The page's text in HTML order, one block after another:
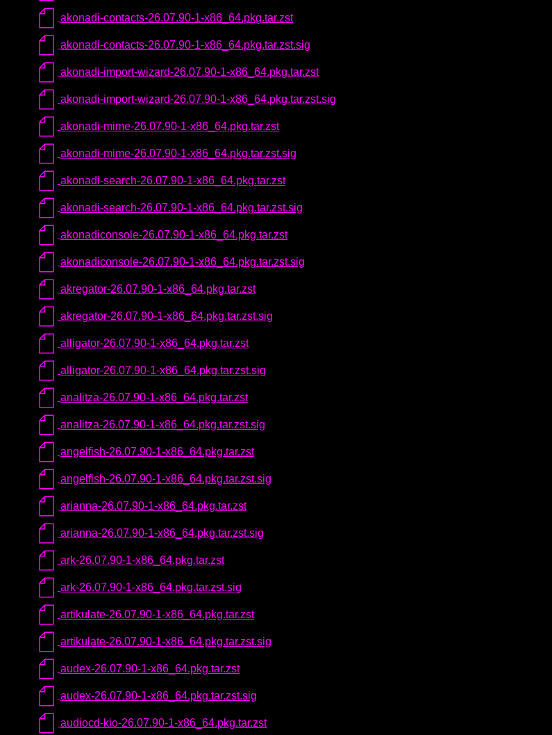
akonadi-contacts-26.07.90-1-x86_64.pkg.tar.zst
akonadi-contacts-26.07.90-1-x86_64.pkg.tar.zst.sig
akonadi-import-wizard-26.07.90-1-x86_64.pkg.tar.zst
akonadi-import-wizard-26.07.90-1-x86_64.pkg.tar.zst.sig
akonadi-mime-26.07.90-1-x86_64.pkg.tar.zst
akonadi-mime-26.07.90-1-x86_64.pkg.tar.zst.sig
akonadi-search-26.07.90-1-x86_64.pkg.tar.zst
akonadi-search-26.07.90-1-x86_64.pkg.tar.zst.sig
akonadiconsole-26.07.90-1-x86_64.pkg.tar.zst
akonadiconsole-26.07.90-1-x86_64.pkg.tar.zst.sig
akregator-26.07.90-1-x86_64.pkg.tar.zst
akregator-26.07.90-1-x86_64.pkg.tar.zst.sig
alligator-26.07.90-1-x86_64.pkg.tar.zst
alligator-26.07.90-1-x86_64.pkg.tar.zst.sig
analitza-26.07.90-1-x86_64.pkg.tar.zst
analitza-26.07.90-1-x86_64.pkg.tar.zst.sig
angelfish-26.07.90-1-x86_64.pkg.tar.zst
angelfish-26.07.90-1-x86_64.pkg.tar.zst.sig
arianna-26.07.90-1-x86_64.pkg.tar.zst
arianna-26.07.90-1-x86_64.pkg.tar.zst.sig
ark-26.07.90-1-x86_64.pkg.tar.zst
ark-26.07.90-1-x86_64.pkg.tar.zst.sig
artikulate-26.07.90-1-x86_64.pkg.tar.zst
artikulate-26.07.90-1-x86_64.pkg.tar.zst.sig
audex-26.07.90-1-x86_64.pkg.tar.zst
audex-26.07.90-1-x86_64.pkg.tar.zst.sig
audiocd-kio-26.07.90-1-x86_64.pkg.tar.zst